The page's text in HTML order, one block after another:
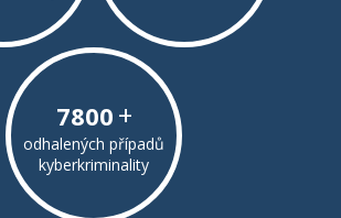
7800 +
odhalených případů
kyberkriminality